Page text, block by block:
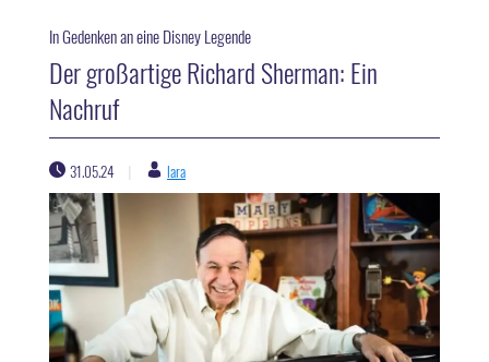
In Gedenken an eine Disney Legende
Der großartige Richard Sherman: Ein
Nachruf
31.05.24 | lara